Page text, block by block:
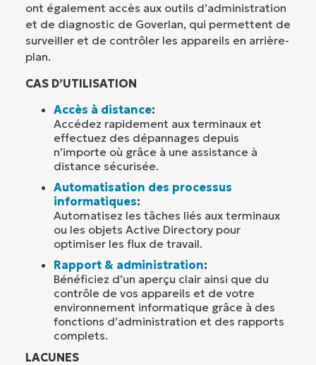
ont également accès aux outils d’administration
et de diagnostic de Goverlan, qui permettent de
surveiller et de contrôler les appareils en arrière-
plan.
CAS D’UTILISATION
Accès à distance:
Accédez rapidement aux terminaux et
effectuez des dépannages depuis
n’importe où grâce à une assistance à
distance sécurisée.
Automatisation des processus
informatiques:
Automatisez les tâches liés aux terminaux
ou les objets Active Directory pour
optimiser les flux de travail.
Rapport & administration:
Bénéficiez d’un aperçu clair ainsi que du
contrôle de vos appareils et de votre
environnement informatique grâce à des
fonctions d’administration et des rapports
complets.
LACUNES